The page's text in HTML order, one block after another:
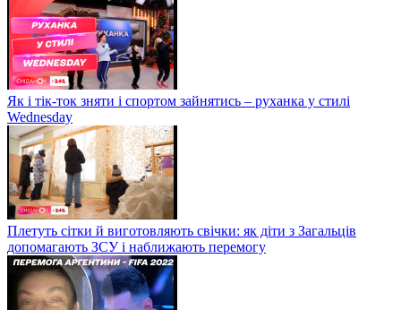
Як і тік-ток зняти і спортом зайнятись – руханка у стилі
Wednesday
Плетуть сітки й виготовляють свічки: як діти з Загальців
допомагають ЗСУ і наближають перемогу